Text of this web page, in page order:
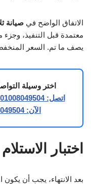
الاتفاق الواضح في صيانة
معتمدة قبل التنفيذ، وجزء
يصف ما تم. السعر
اختر وسيلة
اتصل: 01008049504
الآن: 01008049504
اختبار
بعد الانتهاء، يجب أن يكون